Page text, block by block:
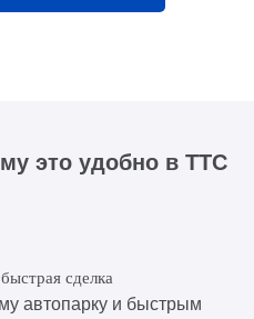
это удобно в ТТС
сделка
автопарку и быстрым